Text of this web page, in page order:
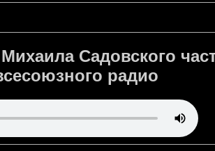
Садовского
радио